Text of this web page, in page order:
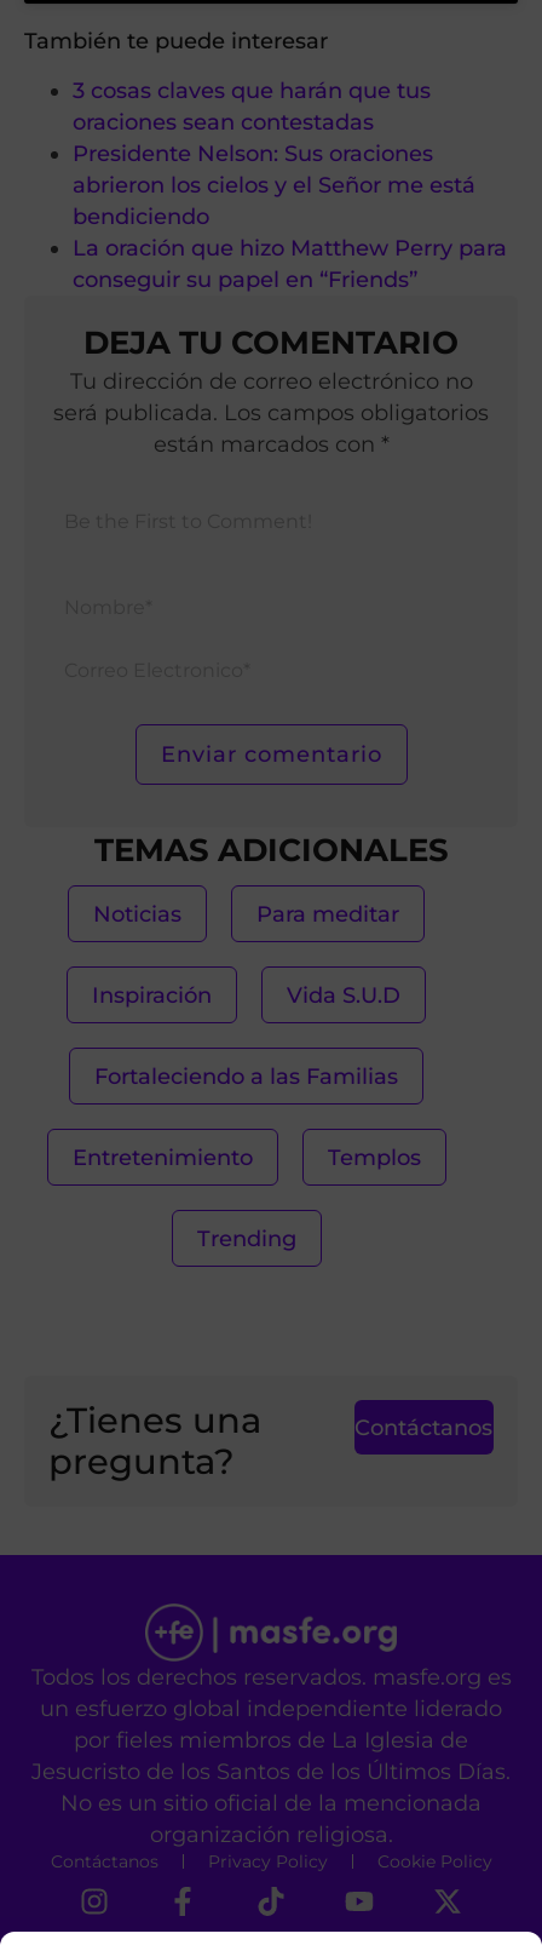
También te puede interesar
3 cosas claves que harán que tus
oraciones sean contestadas
Presidente Nelson: Sus oraciones
abrieron los cielos y el Señor me está
bendiciendo
La oración que hizo Matthew Perry para
conseguir su papel en “Friends”
DEJA TU COMENTARIO
Tu dirección de correo electrónico no
será publicada. Los campos obligatorios
están marcados con *
TEMAS ADICIONALES
Noticias Para meditar
Inspiración Vida S.U.D
Fortaleciendo a las Familias
Entretenimiento Templos
Trending
¿Tienes una
pregunta?
Contáctanos
Todos los derechos reservados. masfe.org es
un esfuerzo global independiente liderado
por fieles miembros de La Iglesia de
Jesucristo de los Santos de los Últimos Días.
No es un sitio oficial de la mencionada
organización religiosa.
Contáctanos Privacy Policy Cookie Policy